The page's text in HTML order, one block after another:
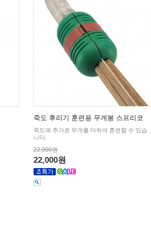
죽도 후리기 훈련용 무게봉 스프리코
죽도에 추가로 무게를 더하여 훈련할 수 있습
니다.
22,000원
22,000원